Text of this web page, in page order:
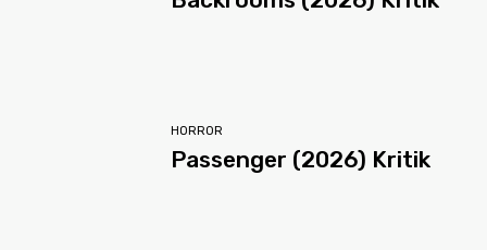
HORROR
Passenger (2026) Kritik